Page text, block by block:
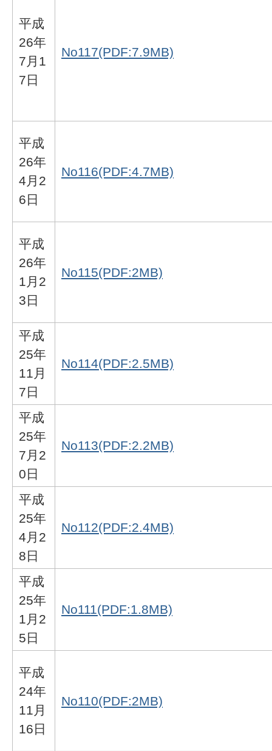
平成
26年
7月1
7日
No117(PDF:7.9MB)
平成
26年
4月2
6日
No116(PDF:4.7MB)
平成
26年
1月2
3日
No115(PDF:2MB)
平成
25年
11月
7日
No114(PDF:2.5MB)
平成
25年
7月2
0日
No113(PDF:2.2MB)
平成
25年
4月2
8日
No112(PDF:2.4MB)
平成
25年
1月2
5日
No111(PDF:1.8MB)
平成
24年
11月
16日
No110(PDF:2MB)